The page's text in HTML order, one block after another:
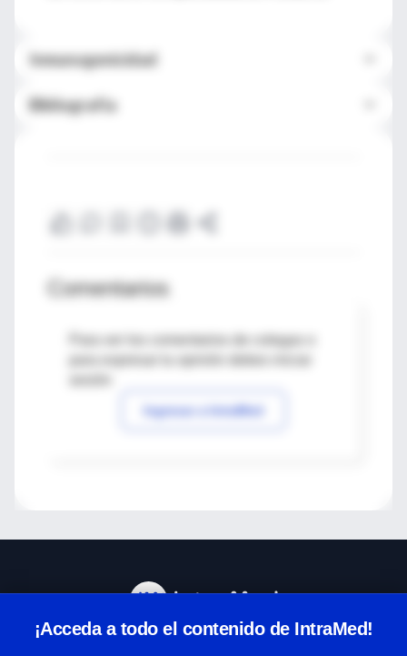
Inmunogenicidad
Bibliografía
Comentarios
Para ver los comentarios de colegas o
Ingresar a IntraMed
¡Acceda a todo el contenido de IntraMed!